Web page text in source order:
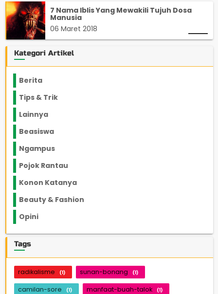
7 Nama Iblis Yang Mewakili Tujuh Dosa
Manusia
06 Maret 2018
Kategori Artikel
Berita
Tips & Trik
Lainnya
Beasiswa
Ngampus
Pojok Rantau
Konon Katanya
Beauty & Fashion
Opini
Tags
radikalisme (1) sunan-bonang (1)
camilan-sore (1) manfaat-buah-talok (1)